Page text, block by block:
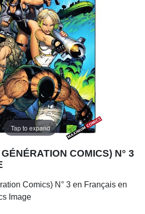
Tap to expand
COMICS) N° 3
Comics) N° 3 en Français en
Image